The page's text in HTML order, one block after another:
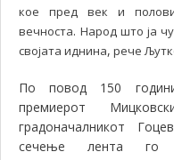
кое пред век и
вечноста. Народ што ја
својата иднина, рече
По повод 150
премиерот
градоначалникот
сечење лента го